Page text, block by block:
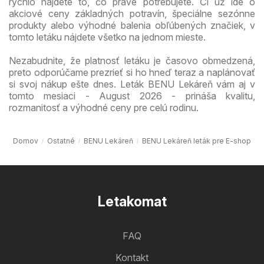
akciové ceny základných potravín, špeciálne sezónne
produkty alebo výhodné balenia obľúbených značiek, v
tomto letáku nájdete všetko na jednom mieste.
Nezabudnite, že platnosť letáku je časovo obmedzená,
preto odporúčame prezrieť si ho hneď teraz a naplánovať
si svoj nákup ešte dnes. Leták BENU Lekáreň vám aj v
tomto mesiaci - August 2026 - prináša kvalitu,
rozmanitosť a výhodné ceny pre celú rodinu.
Domov Ostatné BENU Lekáreň BENU Lekáreň leták pre E-shop
Letakomat
FAQ
Kontakt